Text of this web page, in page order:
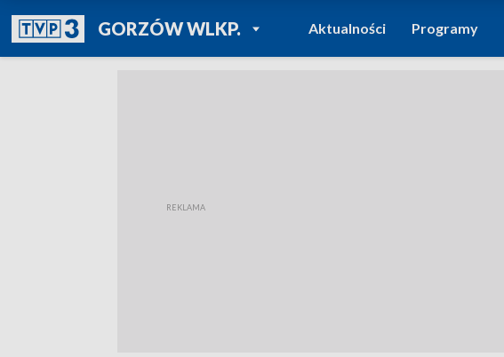
GORZÓW WLKP.POWRÓT DO
TVP REGIONY
Aktualności Programy